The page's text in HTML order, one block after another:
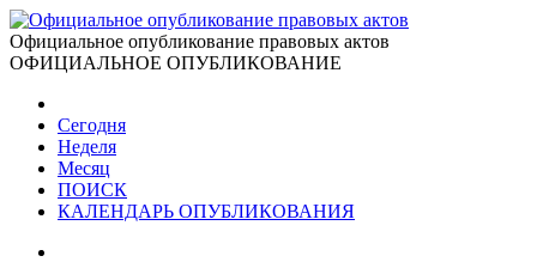
Официальное опубликование правовых актов
ОФИЦИАЛЬНОЕ ОПУБЛИКОВАНИЕ
Сегодня
Неделя
Месяц
ПОИСК
КАЛЕНДАРЬ ОПУБЛИКОВАНИЯ